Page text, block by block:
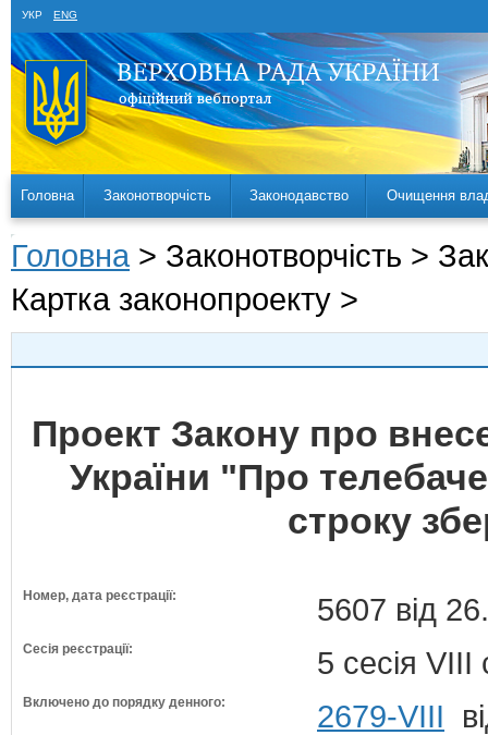
УКР ENG
Головна Законотворчість Законодавство Очищення
Головна > Законотворчість >
Картка законопроекту >
Проект Закону про
України "Про
строку
Номер, дата реєстрації: 5607 від
Сесія реєстрації: 5 сесія VIII
Включено до порядку денного: 2679-VIII